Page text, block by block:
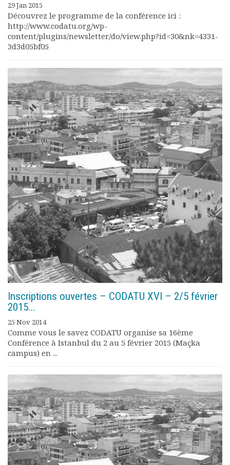
29 Jan 2015
Découvrez le programme de la conférence ici :
http://www.codatu.org/wp-
content/plugins/newsletter/do/view.php?id=30&nk=4331-
3d3d05bf05
Inscriptions ouvertes – CODATU XVI – 2/5 février
2015...
25 Nov 2014
Comme vous le savez CODATU organise sa 16ème
Conférence à Istanbul du 2 au 5 février 2015 (Maçka
campus) en ...